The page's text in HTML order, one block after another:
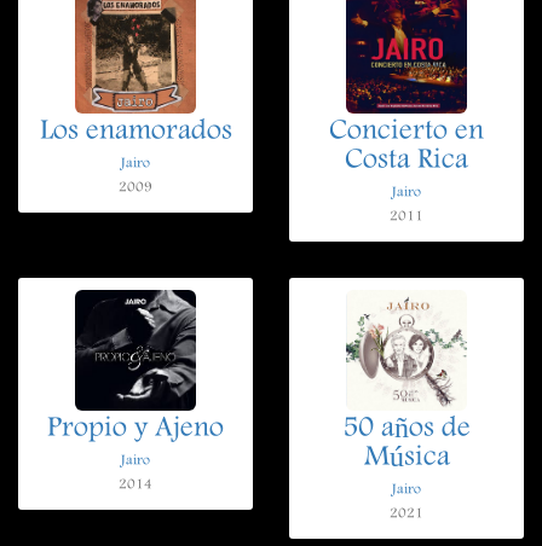
Los enamorados
Jairo
2009
Concierto en
Costa Rica
Jairo
2011
Propio y Ajeno
Jairo
2014
50 años de
Música
Jairo
2021